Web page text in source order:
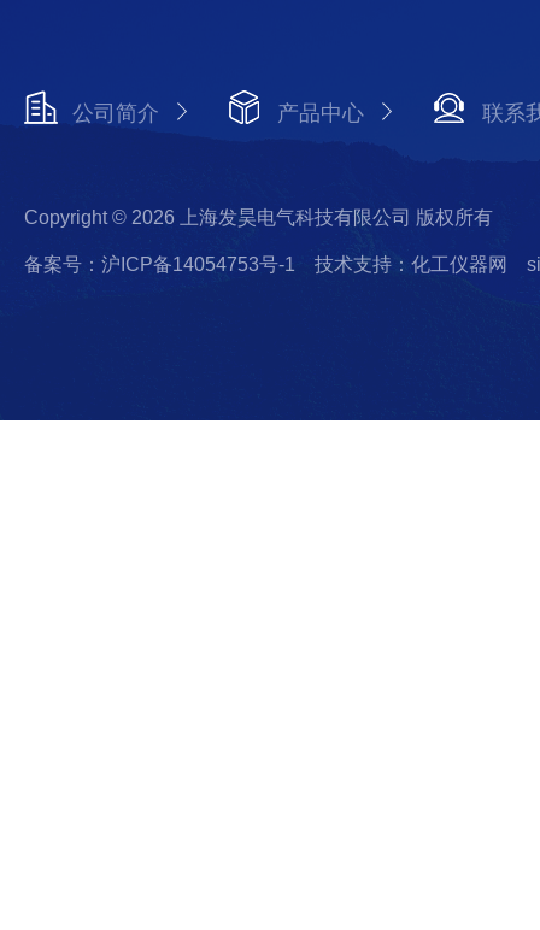
公司简介 产品中心 联系
Copyright © 2026 上海发昊电气科技有限公司 版权所有
备案号：沪ICP备14054753号-1 技术支持：化工仪器网